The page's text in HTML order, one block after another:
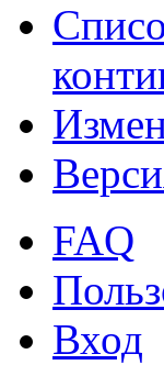
FAQ
Вход